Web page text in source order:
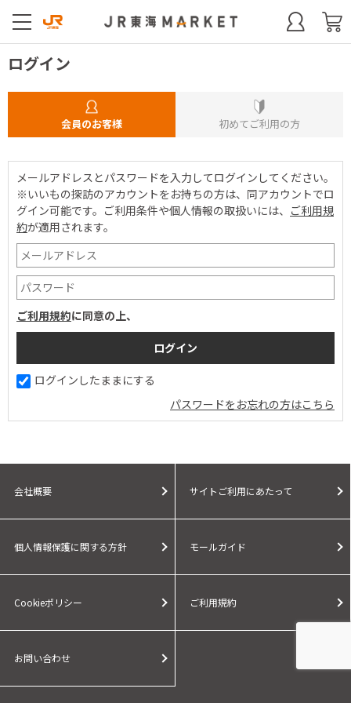
ログイン
会員のお客様 初めてご利用の方
メールアドレスとパスワードを入力してログインしてください。
※いいもの探訪のアカウントをお持ちの方は、同アカウントでロ
グイン可能です。 ご利用条件や個人情報の取扱いには、 ご利用規
約が適用されます。
ご利用規約に同意の上、
ログインしたままにする
パスワードをお忘れの方はこちら
会社概要 サイトご利用にあたって
個人情報保護に関する方針 モールガイド
Cookieポリシー ご利用規約
お問い合わせ